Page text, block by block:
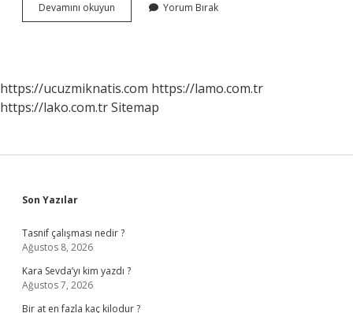
Devamını okuyun
Işleme
Yorum Bırak
https://ucuzmiknatis.com https://lamo.com.tr
https://lako.com.trSitemap
Sidebar
Son Yazılar
Tasnif çalışması nedir ?
Ağustos 8, 2026
Kara Sevda’yı kim yazdı ?
Ağustos 7, 2026
Bir at en fazla kaç kilodur ?